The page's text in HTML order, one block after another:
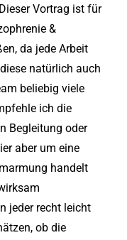
Vortrag ist für
&
da jede Arbeit
natürlich auch
beliebig viele
ich die
Begleitung oder
aber um eine
handelt
jeder recht leicht
ob die